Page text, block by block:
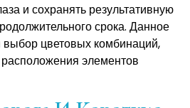
и сохранять результативную
срока. Данное
цветовых комбинаций,
элементов